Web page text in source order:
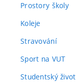
Prostory školy
Koleje
Stravování
Sport na VUT
Studentský život